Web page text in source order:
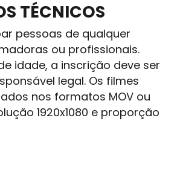
TÉCNICOS
pessoas de qualquer
ou profissionais.
idade, a inscrição deve ser
legal. Os filmes
nos formatos MOV ou
1920x1080 e proporção